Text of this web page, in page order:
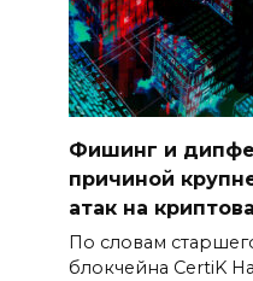
Фишинг и
причиной
атак на
По словам
блокчейна CertiK